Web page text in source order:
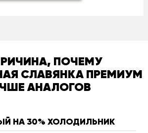
ПОЧЕМУ
СЛАВЯНКА ПРЕМИУМ
АНАЛОГОВ
НА 30% ХОЛОДИЛЬНИК